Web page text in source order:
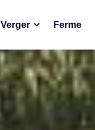
Verger Ferme